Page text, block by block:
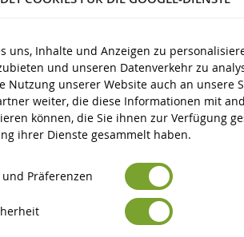
uns, Inhalte und Anzeigen zu
und unseren Datenverkehr zu
Nutzung unserer Website auch an unsere
weiter, die diese Informationen mit
können, die Sie ihnen zur Verfügung
ihrer Dienste gesammelt haben.
Präferenzen